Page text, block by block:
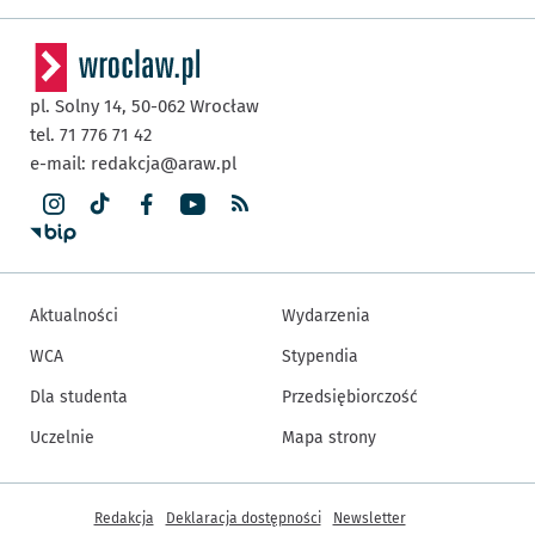
pl. Solny 14, 50-062 Wrocław
tel. 71 776 71 42
e-mail: redakcja@araw.pl
Aktualności
WCA
Dla studenta
Uczelnie
Wydarzenia
Stypendia
Przedsiębiorczość
Mapa strony
Inne informacje
Redakcja Deklaracja dostępności Newsletter